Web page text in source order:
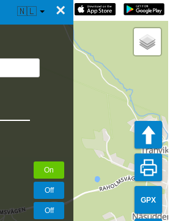
×
🇳🇱
GPX